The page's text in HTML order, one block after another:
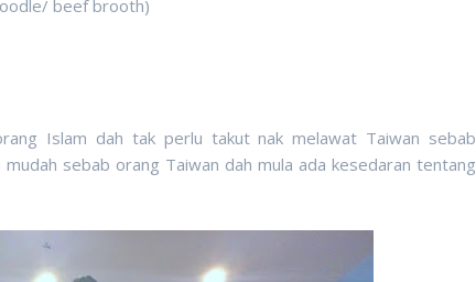
beef brooth)
Islam dah tak perlu takut nak melawat Taiwan sebab
mudah sebab orang Taiwan dah mula ada kesedaran tentang